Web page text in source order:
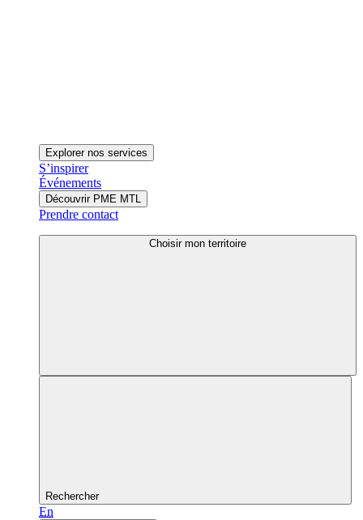
Explorer nos services
S’inspirer
Événements
Découvrir PME MTL
Prendre contact
Choisir mon territoire
Rechercher
En